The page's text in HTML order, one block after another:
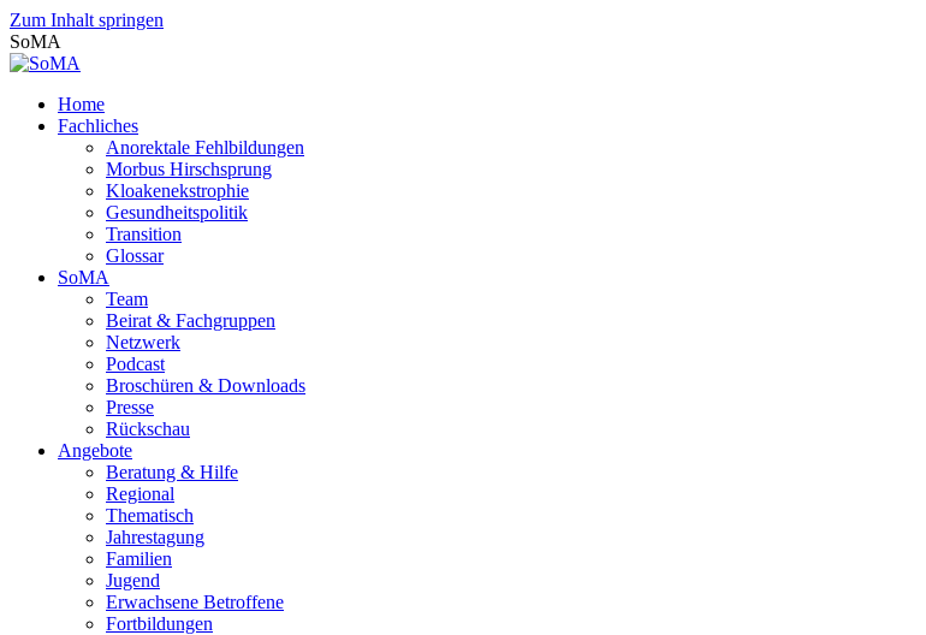
Zum Inhalt springen
SoMA
Home
Fachliches
Anorektale Fehlbildungen
Morbus Hirschsprung
Kloakenekstrophie
Gesundheitspolitik
Transition
Glossar
SoMA
Team
Beirat & Fachgruppen
Netzwerk
Podcast
Broschüren & Downloads
Presse
Rückschau
Angebote
Beratung & Hilfe
Regional
Thematisch
Jahrestagung
Familien
Jugend
Erwachsene Betroffene
Fortbildungen